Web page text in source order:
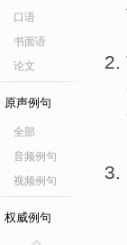
口语
书面语
论文
原声例句
全部
音频例句
视频例句
权威例句